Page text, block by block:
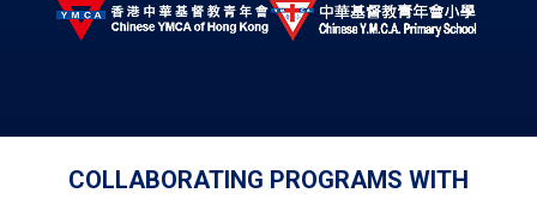
COLLABORATING PROGRAMS WITH